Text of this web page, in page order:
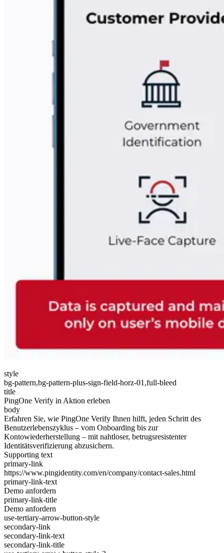
style
bg-pattern,bg-pattern-plus-sign-field-horz-01,full-bleed
title
PingOne Verify in Aktion erleben
body
Erfahren Sie, wie PingOne Verify Ihnen hilft, jeden Schritt des
Benutzerlebenszyklus – vom Onboarding bis zur
Kontowiederherstellung – mit nahtloser, betrugsresistenter
Identitätsverifizierung abzusichern.
Supporting text
primary-link
https://www.pingidentity.com/en/company/contact-sales.html
primary-link-text
Demo anfordern
primary-link-title
Demo anfordern
use-tertiary-arrow-button-style
secondary-link
secondary-link-text
secondary-link-title